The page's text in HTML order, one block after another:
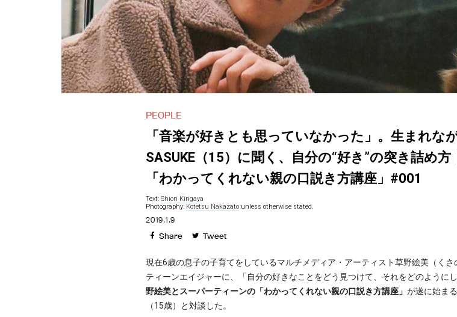
PEOPLE
「音楽が好きとも思っていなかった」。生まれな
SASUKE（15）に聞く、自分の“好き”の突き詰め
「わかってくれない親の口説き方講座」#001
Text: Shiori Kirigaya
Photography: Kotetsu Nakazato unless otherwise stated.
2019.1.9
Share Tweet
現在6歳の息子の子育てをしているマルチメディア・アーティスト草野絵美（く
ティーンエイジャーに、「自分の好きなことをどう見つけて、それをどのように
野絵美とスーパーティーンの「わかってくれない親の口説き方講座」 が遂に始ま
（15歳）と対談した。